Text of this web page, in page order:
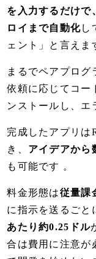
を入力するだけで
ロイまで自動化し
ェント」と言えま
まるでペアプログ
依頼に応じてコー
ンストールし、エ
完成したアプリは
き、 アイデアから
も可能です 。
料金形態は従量課
に指示を送るごと
あたり約0.25ドル
合は費用に注意が